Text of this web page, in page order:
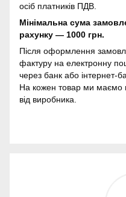
осіб платників ПДВ.
Мінімальна сума
рахунку — 1000 грн.
Після оформлення
фактуру на електронну
через банк або інтернет-
На кожен товар ми маємо
від виробника.